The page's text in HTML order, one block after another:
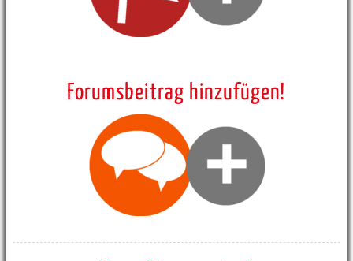
Forumsbeitrag hinzufügen!